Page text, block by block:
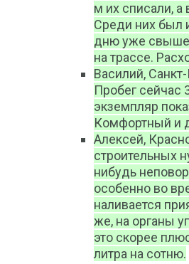
м их списали,
Среди них был
дню уже свыше
на трассе.
Василий,
Пробег сейчас
экземпляр
Комфортный и
Алексей,
строительных
нибудь
особенно во
наливается
же, на органы
это скорее
литра на сотню.